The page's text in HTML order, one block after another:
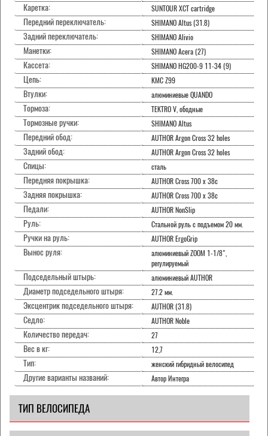
Каретка: SUNTOUR XCT cartridge
Передний переключатель: SHIMANO Altus (31.8)
Задний переключатель: SHIMANO Alivio
Манетки: SHIMANO Acera (27)
Кассета: SHIMANO HG200-9 11-34 (9)
Цепь: KMC Z99
Втулки: алюминиевые QUANDO
Тормоза: TEKTRO V, ободные
Тормозные ручки: SHIMANO Altus
Передний обод: AUTHOR Argon Cross 32 holes
Задний обод: AUTHOR Argon Cross 32 holes
Спицы: сталь
Передняя покрышка: AUTHOR Cross 700 x 38c
Задняя покрышка: AUTHOR Cross 700 x 38c
Педали: AUTHOR NonSlip
Руль: Стальной руль с подъемом 20 мм.
Ручки на руль: AUTHOR ErgoGrip
Вынос руля:
алюминиевый ZOOM 1-1/8",
регулируемый
Подседельный штырь: алюминиевый AUTHOR
Диаметр подседельного штыря: 27.2 мм.
Эксцентрик подседельного штыря: AUTHOR (31.8)
Седло: AUTHOR Noble
Количество передач: 27
Вес в кг: 12,7
Тип: женский гибридный велосипед
Другие варианты названий: Автор Интегра
ТИП ВЕЛОСИПЕДА